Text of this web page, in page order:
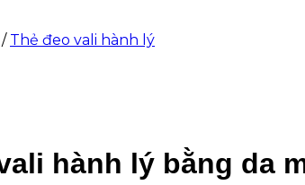
/ Thẻ đeo vali hành lý
hành lý bằng da